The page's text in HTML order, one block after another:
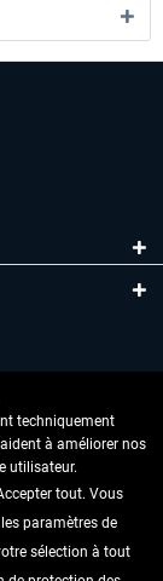
techniquement
à améliorer nos
utilisateur.
tout. Vous
paramètres de
sélection à tout